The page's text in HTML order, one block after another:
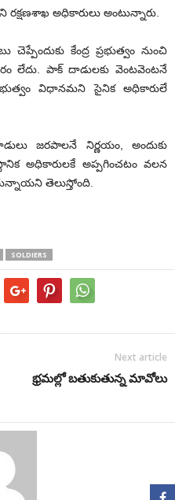
అధికారులు అంటున్నారు.
కేంద్ర ప్రభుత్వం నుంచి
లేదు. పాక్ దాడులకు వెంటవెంటనే
విధానమని సైనిక అధికారులే
జరపాలనే నిర్ణయం, అందుకు
అధికారులకే అప్పగించటం వలన
తెలుస్తోంది.
SOLDIERS
Next article
భ్రమల్లో బతుకుతున్న మావోలు